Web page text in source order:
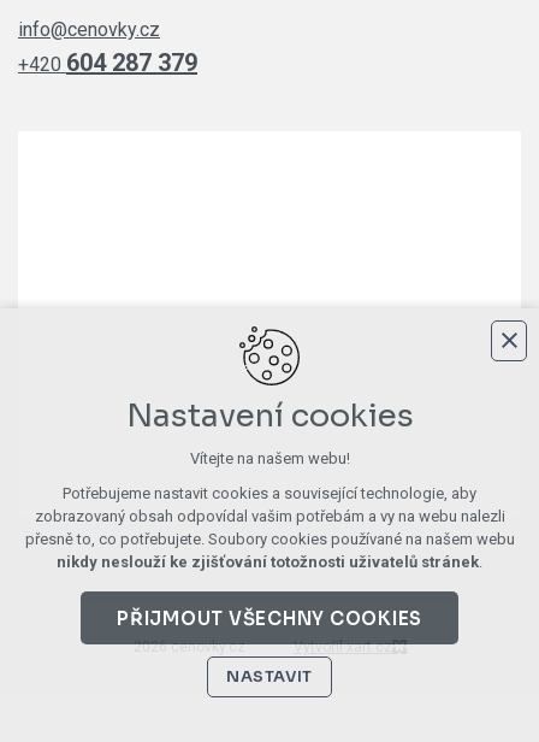
info@cenovky.cz
+420 604 287 379
2026 cenovky.cz Vytvořil xart.cz
Nastavení cookies
Vítejte na našem webu!
Potřebujeme nastavit cookies a související technologie, aby
zobrazovaný obsah odpovídal vašim potřebám a vy na webu nalezli
přesně to, co potřebujete. Soubory cookies používané na našem webu
nikdy neslouží ke zjišťování totožnosti uživatelů stránek.
PŘIJMOUT VŠECHNY COOKIES
NASTAVIT